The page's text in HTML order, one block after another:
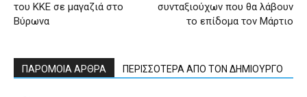
του ΚΚΕ σε μαγαζιά στο
Βύρωνα
συνταξιούχων που θα λάβουν
το επίδομα τον Μάρτιο
ΠΑΡΟΜΟΙΑ ΑΡΘΡΑ ΠΕΡΙΣΣΟΤΕΡΑ ΑΠΟ ΤΟΝ ΔΗΜΙΟΥΡΓΟ